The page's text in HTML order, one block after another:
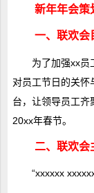
新年年会策
一、联欢会
为了加强xx员
对员工节日的关怀
台，让领导员工齐
20xx年春节。
二、联欢会
“xxxxxx